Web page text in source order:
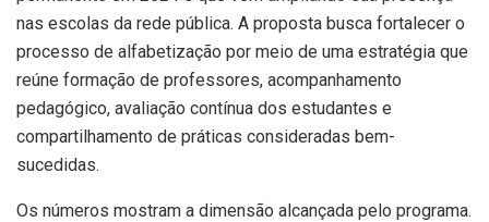
nas escolas da rede pública. A proposta busca fortalecer o
processo de alfabetização por meio de uma estratégia que
reúne formação de professores, acompanhamento
pedagógico, avaliação contínua dos estudantes e
compartilhamento de práticas consideradas bem-
sucedidas.
Os números mostram a dimensão alcançada pelo programa.